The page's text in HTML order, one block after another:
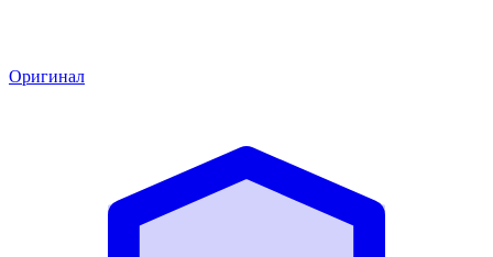
Оригинал